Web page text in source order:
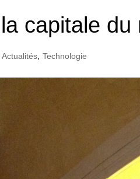
capitale du
Actualités Technologie